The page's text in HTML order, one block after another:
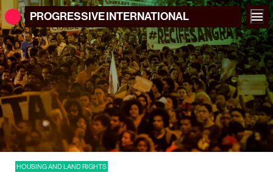
PROGRESSIVEINTERNATIONAL
HOUSING AND LAND RIGHTS